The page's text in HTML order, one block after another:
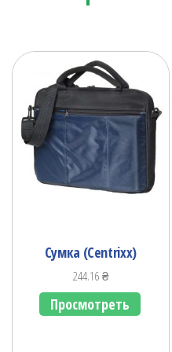
Сумка (Centrixx)
244.16₴
Просмотреть